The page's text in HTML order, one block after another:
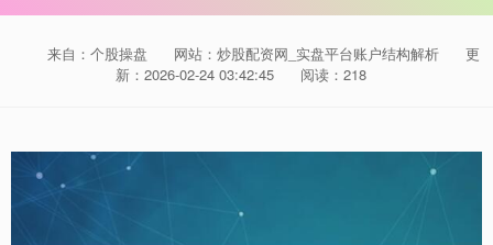
来自：个股操盘 网站：炒股配资网_实盘平台账户结构解析
更
新：2026-02-24 03:42:45
阅读：218